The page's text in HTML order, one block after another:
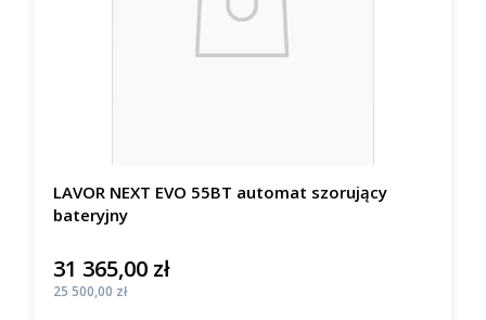
LAVOR NEXT EVO 55BT automat szorujący
bateryjny
Cena
31 365,00 zł
Cena
25 500,00 zł